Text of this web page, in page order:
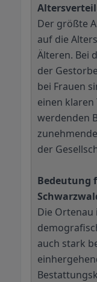
Der größte
auf die
Älteren. Bei
der
bei Frauen
einen
werdenden
der
Bedeutung
Die Ortenau
auch stark